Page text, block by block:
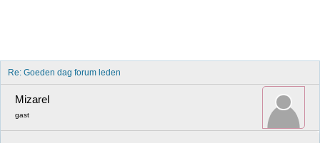
Re: Goeden dag forum leden
Mizarel
gast